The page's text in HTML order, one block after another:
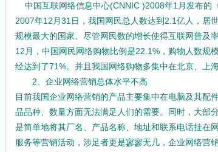
中国互联网络信息中心(CNNIC )2008年1月发布的
2007年12月31日，我国网民总人数达到2.1亿人，居
规模最大的国家。尽管网民数的增长使得互联网普及
12月，中国网民网络购物比例是22.1%，购物人数规
经达到了71%。并且我国网络购物多集中在北京、上
2、企业网络营销总体水平不高
目前我国企业网络营销的产品主要集中在电脑及其配
品品种、数量方面无法满足人们的需要。同时，大部
是简单地将其厂名、产品名称、地址和联系电话挂在
服务等营销活动，涉足者更是寥寥无几，企业网络营